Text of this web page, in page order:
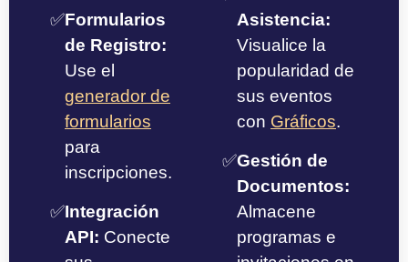
✅Formularios
de Registro:
Use el
generador de
formularios
para
inscripciones.
✅Integración
API: Conecte
Asistencia:
Visualice la
popularidad de
sus eventos
con Gráficos.
✅Gestión de
Documentos:
Almacene
programas e